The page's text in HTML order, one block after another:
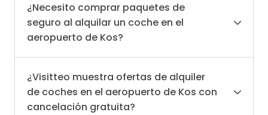
¿Necesito comprar paquetes de
seguro al alquilar un coche en el
aeropuerto de Kos?
¿Visitteo muestra ofertas de alquiler
de coches en el aeropuerto de Kos con
cancelación gratuita?